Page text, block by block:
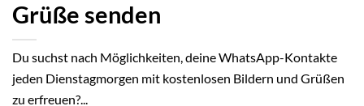
Grüße senden
Du suchst nach Möglichkeiten, deine WhatsApp-Kontakte
jeden Dienstagmorgen mit kostenlosen Bildern und Grüßen
zu erfreuen?...